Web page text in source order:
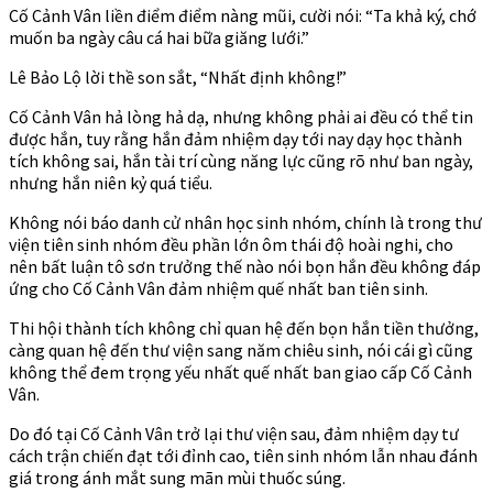
Cố Cảnh Vân liền điểm điểm nàng mũi, cười nói: “Ta khả ký, chớ
muốn ba ngày câu cá hai bữa giăng lưới.”
Lê Bảo Lộ lời thề son sắt, “Nhất định không!”
Cố Cảnh Vân hả lòng hả dạ, nhưng không phải ai đều có thể tin
được hắn, tuy rằng hắn đảm nhiệm dạy tới nay dạy học thành
tích không sai, hắn tài trí cùng năng lực cũng rõ như ban ngày,
nhưng hắn niên kỷ quá tiểu.
Không nói báo danh cử nhân học sinh nhóm, chính là trong thư
viện tiên sinh nhóm đều phần lớn ôm thái độ hoài nghi, cho
nên bất luận tô sơn trưởng thế nào nói bọn hắn đều không đáp
ứng cho Cố Cảnh Vân đảm nhiệm quế nhất ban tiên sinh.
Thi hội thành tích không chỉ quan hệ đến bọn hắn tiền thưởng,
càng quan hệ đến thư viện sang năm chiêu sinh, nói cái gì cũng
không thể đem trọng yếu nhất quế nhất ban giao cấp Cố Cảnh
Vân.
Do đó tại Cố Cảnh Vân trở lại thư viện sau, đảm nhiệm dạy tư
cách trận chiến đạt tới đỉnh cao, tiên sinh nhóm lẫn nhau đánh
giá trong ánh mắt sung mãn mùi thuốc súng.